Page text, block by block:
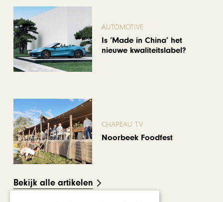
AUTOMOTIVE
Is ‘Made in China’ het
nieuwe kwaliteitslabel?
CHAPEAU TV
Noorbeek Foodfest
Bekijk alle artikelen